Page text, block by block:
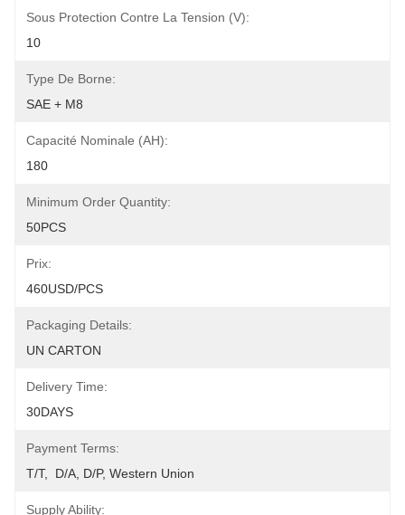
Sous Protection Contre La Tension (V):
10
Type De Borne:
SAE + M8
Capacité Nominale (AH):
180
Minimum Order Quantity:
50PCS
Prix:
460USD/PCS
Packaging Details:
UN CARTON
Delivery Time:
30DAYS
Payment Terms:
T/T,  D/A, D/P, Western Union
Supply Ability: